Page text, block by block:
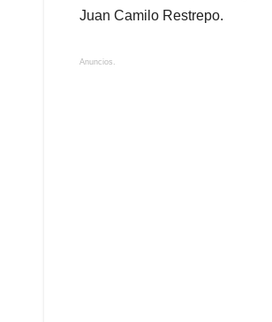
Juan Camilo Restrepo.
Anuncios.